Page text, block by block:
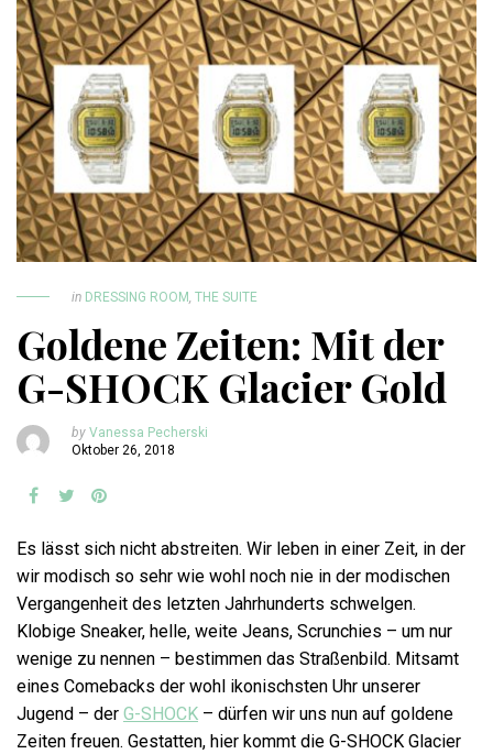
in DRESSING ROOM, THE SUITE
Goldene Zeiten: Mit der
G-SHOCK Glacier Gold
by Vanessa Pecherski
Oktober 26, 2018
Es lässt sich nicht abstreiten. Wir leben in einer Zeit, in der
wir modisch so sehr wie wohl noch nie in der modischen
Vergangenheit des letzten Jahrhunderts schwelgen.
Klobige Sneaker, helle, weite Jeans, Scrunchies – um nur
wenige zu nennen – bestimmen das Straßenbild. Mitsamt
eines Comebacks der wohl ikonischsten Uhr unserer
Jugend – der G-SHOCK – dürfen wir uns nun auf goldene
Zeiten freuen. Gestatten, hier kommt die G-SHOCK Glacier